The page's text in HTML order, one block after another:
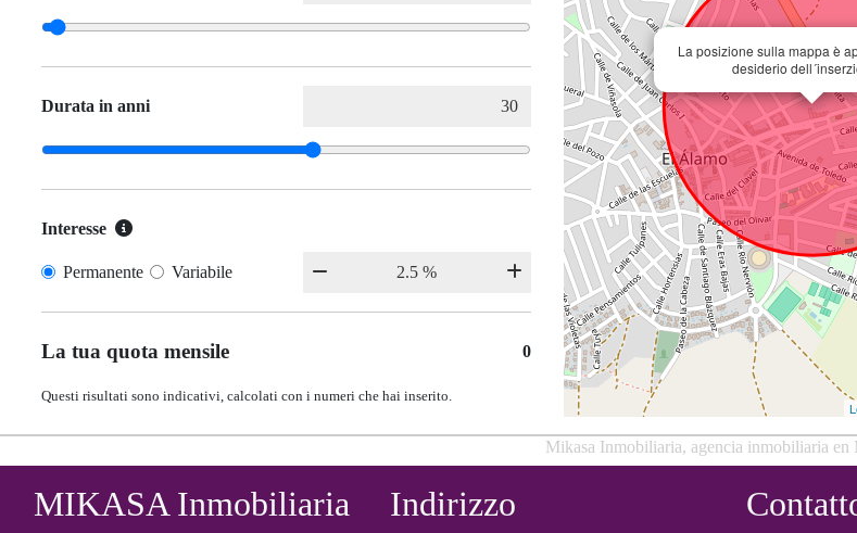
Durata in anni
Interesse
Permanente Variabile
La tua quota mensile 0
Questi risultati sono indicativi, calcolati con i numeri che hai inserito.
La posizione sulla mappa è
desiderio
Mikasa Inmobiliaria, agencia inmobiliaria en
MIKASA Inmobiliaria Indirizzo